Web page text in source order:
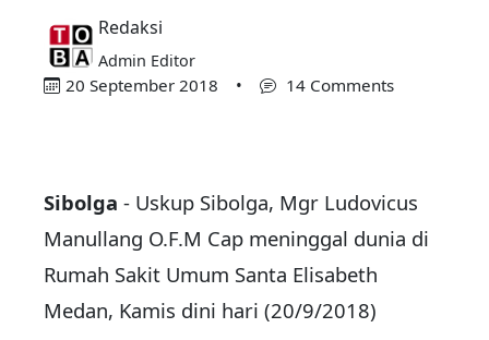
Redaksi
Admin Editor
20 September 2018 • 14 Comments
Sibolga - Uskup Sibolga, Mgr Ludovicus
Manullang O.F.M Cap meninggal dunia di
Rumah Sakit Umum Santa Elisabeth
Medan, Kamis dini hari (20/9/2018)